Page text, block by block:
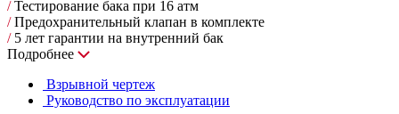
/Тестирование бака при 16 атм
/Предохранительный клапан в комплекте
/5 лет гарантии на внутренний бак
Подробнее
Взрывной чертеж
Руководство по эксплуатации